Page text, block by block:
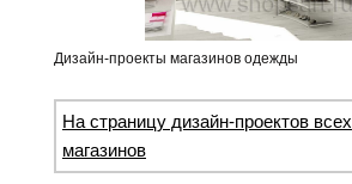
Дизайн-проекты магазинов одежды
На страницу дизайн-проектов всех
магазинов